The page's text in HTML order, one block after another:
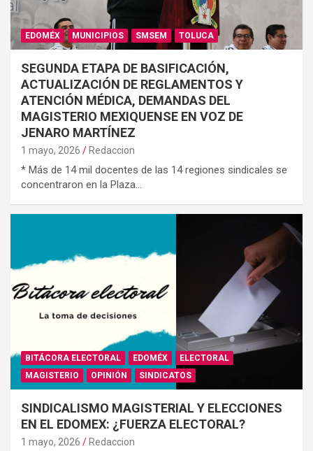
EDOMÉX MUNICIPIOS SMSEM TOLUCA
SEGUNDA ETAPA DE BASIFICACIÓN,
ACTUALIZACIÓN DE REGLAMENTOS Y
ATENCIÓN MÉDICA, DEMANDAS DEL
MAGISTERIO MEXIQUENSE EN VOZ DE
JENARO MARTÍNEZ
1 mayo, 2026 Redaccion
* Más de 14 mil docentes de las 14 regiones sindicales se
concentraron en la Plaza…
BITÁCORA ELECTORAL EDOMÉX
ELECTORAL
MAGISTERIO
OPINIÓN SINDICATOS
SINDICALISMO MAGISTERIAL Y ELECCIONES
EN EL EDOMEX: ¿FUERZA ELECTORAL?
1 mayo, 2026 Redaccion